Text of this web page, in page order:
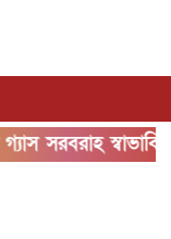
স্বাভাবিক হবে: